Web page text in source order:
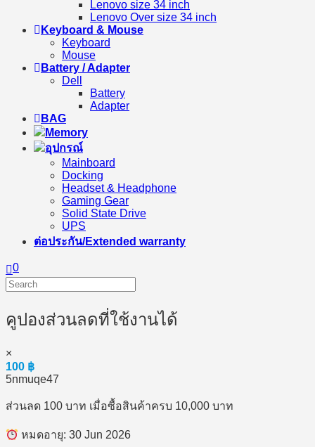
Lenovo size 34 inch
Lenovo Over size 34 inch
Keyboard & Mouse
Keyboard
Mouse
Battery / Adapter
Dell
Battery
Adapter
BAG
Memory
อุปกรณ์
Mainboard
Docking
Headset & Headphone
Gaming Gear
Solid State Drive
UPS
ต่อประกัน/Extended warranty
0
คูปองส่วนลดที่ใช้งานได้
×
100 ฿
5nmuqe47
ส่วนลด 100 บาท เมื่อซื้อสินค้าครบ 10,000 บาท
หมดอายุ: 30 Jun 2026